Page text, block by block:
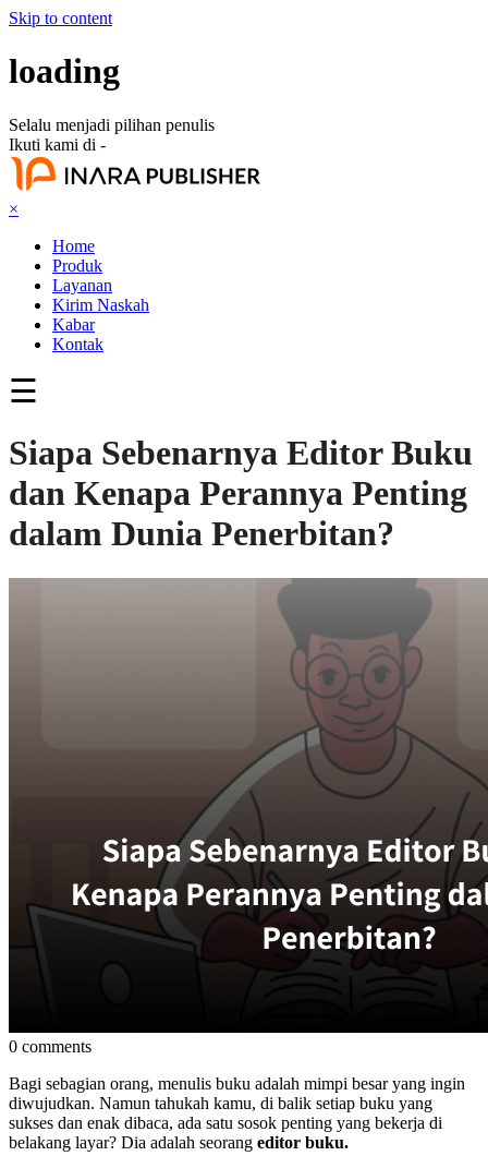
Skip to content
loading
Selalu menjadi pilihan penulis
Ikuti kami di -
×
Home
Produk
Layanan
Kirim Naskah
Kabar
Kontak
☰
Siapa Sebenarnya Editor Buku
dan Kenapa Perannya Penting
dalam Dunia Penerbitan?
0 comments
Bagi sebagian orang, menulis buku adalah mimpi besar yang ingin
diwujudkan. Namun tahukah kamu, di balik setiap buku yang
sukses dan enak dibaca, ada satu sosok penting yang bekerja di
belakang layar? Dia adalah seorang editor buku.